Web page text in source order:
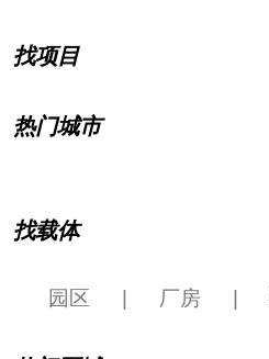
找项目
热门城市
找载体
园区 厂房